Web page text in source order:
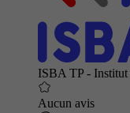
ISBA TP -
Aucun avis